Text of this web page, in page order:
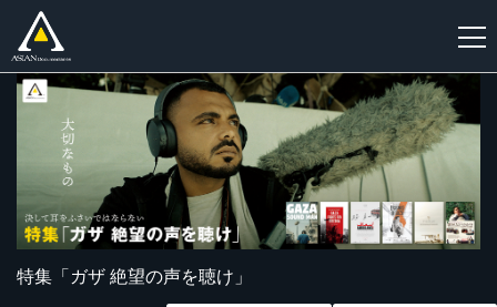
特集「ガザ 絶望の声を聴け」